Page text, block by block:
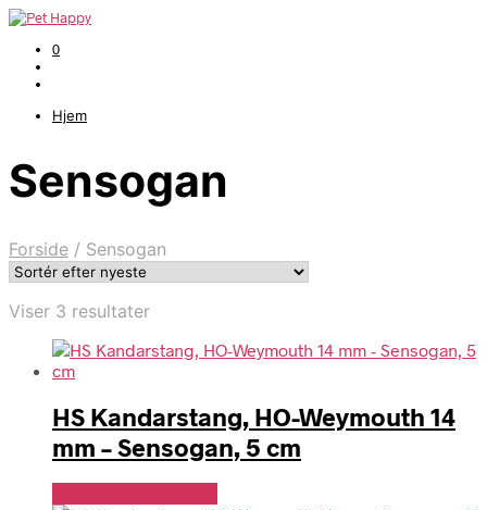
0
Hjem
Sensogan
Forside / Sensogan
Viser 3 resultaterSorteret
seneste
HS Kandarstang, HO-Weymouth 14
mm – Sensogan, 5 cm